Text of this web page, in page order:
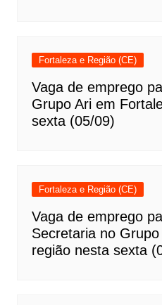
Fortaleza e Região (CE)
Vaga de emprego
Grupo Ari em
sexta (05/09)
Fortaleza e Região (CE)
Vaga de emprego
Secretaria no
região nesta sexta